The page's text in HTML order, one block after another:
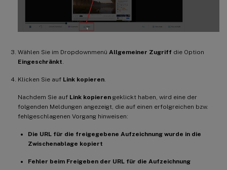
Wählen Sie im Dropdownmenü Allgemeiner Zugriff die Option
Eingeschränkt.
Klicken Sie auf Link kopieren.
Nachdem Sie auf Link kopieren geklickt haben, wird eine der
folgenden Meldungen angezeigt, die auf einen erfolgreichen bzw.
fehlgeschlagenen Vorgang hinweisen:
Die URL für die freigegebene Aufzeichnung wurde in die
Zwischenablage kopiert
Fehler beim Freigeben der URL für die Aufzeichnung